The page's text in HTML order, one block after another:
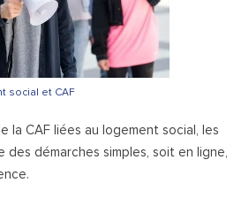
social et CAF
la CAF liées au logement social, les
des démarches simples, soit en ligne,